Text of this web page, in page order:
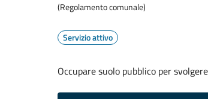
(Regolamento comunale)
Servizio attivo
Occupare suolo pubblico per